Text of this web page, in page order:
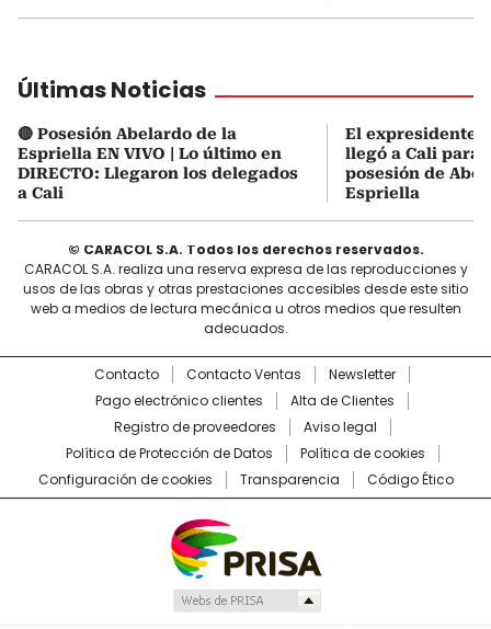
Últimas Noticias
🔴 Posesión Abelardo de la
Espriella EN VIVO | Lo último en
DIRECTO: Llegaron los delegados
a Cali
El expresidente
llegó a Cali para
posesión de
Espriella
© CARACOL S.A. Todos los derechos reservados.
CARACOL S.A. realiza una reserva expresa de las reproducciones y
usos de las obras y otras prestaciones accesibles desde este sitio
web a medios de lectura mecánica u otros medios que resulten
adecuados.
Contacto Contacto Ventas
Newsletter
Pago electrónico clientes
Alta de Clientes
Registro de proveedores
Aviso legal
Política de Protección de Datos
Política de cookies
Configuración de cookies
Transparencia Código Ético